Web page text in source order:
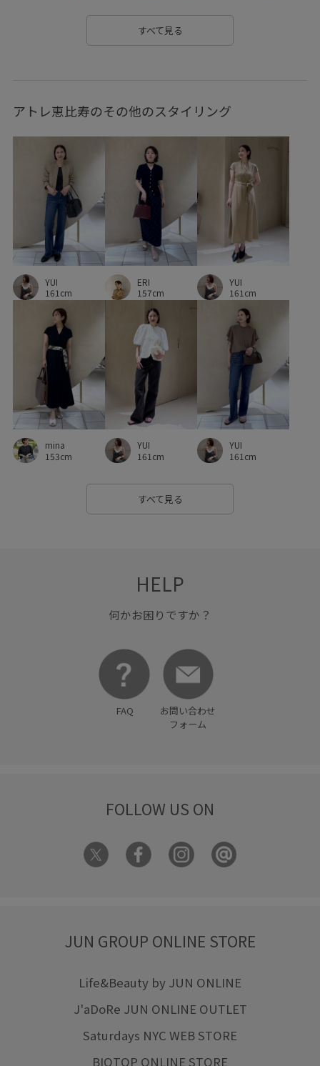
バンブーハンドル パンツ フェミニン
ラインが美しい リサイクル リネン リラックス感
レイヤードスタイル レーヨン混 ワイドパンツ
ワントーンコーデ 伸縮性 光沢感
取り外し可能 女性らしいシルエット 女性らしい印象
快適 快適な着心地
着回しやすい 立体感 絶妙なサイズ感
羽織としても使える 自宅で洗える 華やか
身体にフィット 通勤バッグ 長財布
高級感 高見え
すべて見る
アトレ恵比寿のその他のスタイリング
YUI
161cm
ERI
157cm
YUI
161cm
mina
153cm
YUI
161cm
YUI
161cm
すべて見る
HELP
何かお困りですか？
FAQ
お問い合わせ
フォーム
FOLLOW US ON
JUN GROUP ONLINE STORE
Life&Beauty by JUN ONLINE
J'aDoRe JUN ONLINE OUTLET
Saturdays NYC WEB STORE
BIOTOP ONLINE STORE